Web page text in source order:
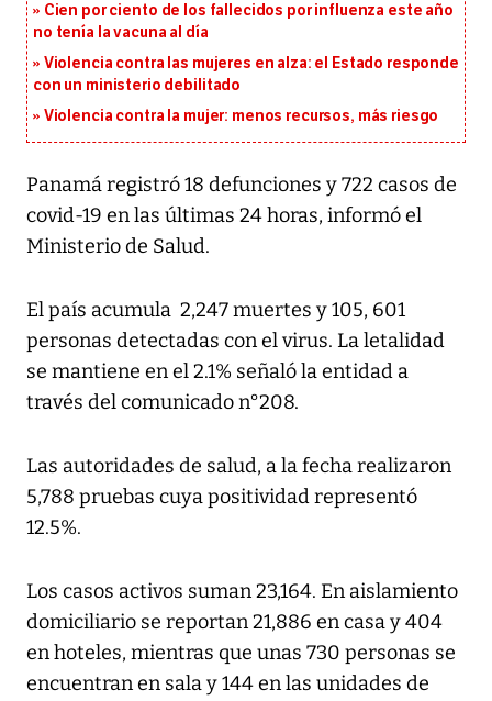
Cien por ciento de los fallecidos por influenza este año
no tenía la vacuna al día
Violencia contra las mujeres en alza: el Estado responde
con un ministerio debilitado
Violencia contra la mujer: menos recursos, más riesgo
Panamá registró 18 defunciones y 722 casos de
covid-19 en las últimas 24 horas, informó el
Ministerio de Salud.
El país acumula 2,247 muertes y 105, 601
personas detectadas con el virus. La letalidad
se mantiene en el 2.1% señaló la entidad a
través del comunicado n°208.
Las autoridades de salud, a la fecha realizaron
5,788 pruebas cuya positividad representó
12.5%.
Los casos activos suman 23,164. En aislamiento
domiciliario se reportan 21,886 en casa y 404
en hoteles, mientras que unas 730 personas se
encuentran en sala y 144 en las unidades de